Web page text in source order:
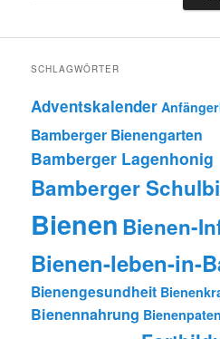
SCHLAGWÖRTER
Adventskalender
Bamberger Bienengarten
Bamberger Lagenhonig
Bamberger
Bienen Bienen-
Bienen-leben-in-
Bienengesundheit
Bienennahrung